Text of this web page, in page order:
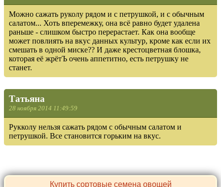
Можно сажать руколу рядом и с петрушкой, и с обычным
салатом... Хоть вперемежку, она всё равно будет удалена
раньше - слишком быстро перерастает. Как она вообще
может повлиять на вкус данных культур, кроме как если их
смешать в одной миске?? И даже крестоцветная блошка,
которая её жрётЪ очень аппетитно, есть петрушку не
станет.
Татьяна
28 ноября 2014 11:49:59
Рукколу нельзя сажать рядом с обычным салатом и
петрушкой. Все становится горьким на вкус.